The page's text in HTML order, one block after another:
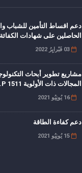
دعم اقساط التأمين للشباب
الحاصلين على شهادات الكفائة
03 فَبْرايِرُ 2022
مشاريع تطوير أبحاث
المجالات ذات الأولوية G.P 1511
16 يُونِيُو 2021
دعم كفاءة الطاقة
15 يُونِيُو 2021